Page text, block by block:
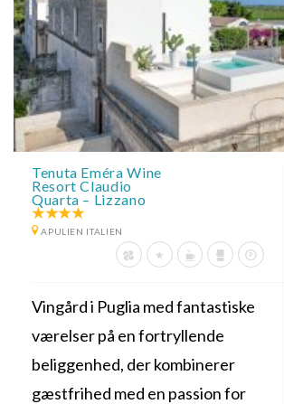
Tenuta Eméra Wine
Resort Claudio
Quarta – Lizzano
APULIEN ITALIEN
Vingård i Puglia med fantastiske
værelser på en fortryllende
beliggenhed, der kombinerer
gæstfrihed med en passion for